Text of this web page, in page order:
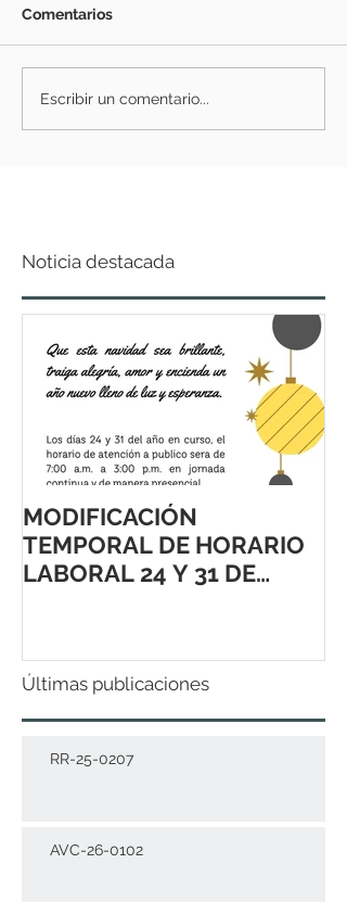
Comentarios
Escribir un comentario...
Noticia destacada
MODIFICACIÓN
TEMPORAL DE HORARIO
LABORAL 24 Y 31 DE
Últimas publicaciones
RR-25-0207
AVC-26-0102